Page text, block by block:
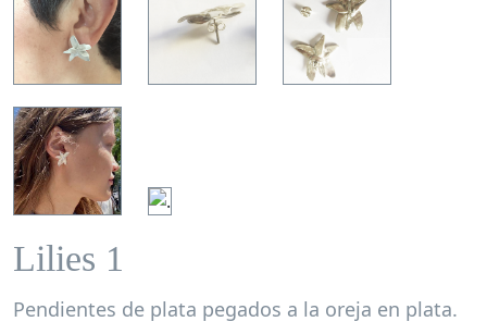
Lilies 1
Pendientes de plata pegados a la oreja en plata.